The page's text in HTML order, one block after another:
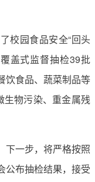
校园食品安全“回头
盖式监督抽检39批
饮食品、蔬菜制品等
生物污染、重金属残
下一步，将严格按照
公布抽检结果，接受